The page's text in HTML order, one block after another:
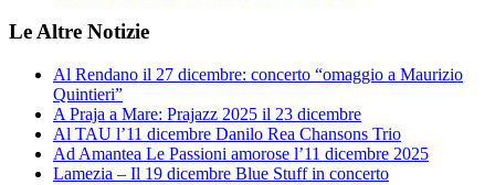
Le Altre Notizie
Al Rendano il 27 dicembre: concerto “omaggio a Maurizio
Quintieri”
A Praja a Mare: Prajazz 2025 il 23 dicembre
Al TAU l’11 dicembre Danilo Rea Chansons Trio
Ad Amantea Le Passioni amorose l’11 dicembre 2025
Lamezia – Il 19 dicembre Blue Stuff in concerto